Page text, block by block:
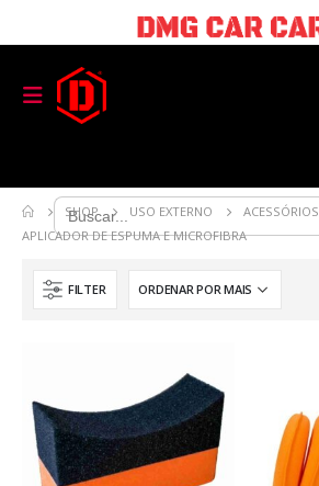
Search
for:
SHOP USO EXTERNO
ACESSÓRIOS
APLICADOR DE ESPUMA E MICROFIBRA
FILTER